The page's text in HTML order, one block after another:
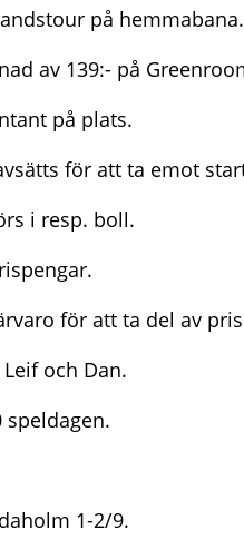
på hemmabana.
av 139:- på
på plats.
för att ta emot
i resp. boll.
för att ta del av
och Dan.
speldagen.
1-2/9.